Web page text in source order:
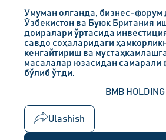
Умуман олганда, бизнес-форум
Ўзбекистон ва Буюк Британия
доиралари ўртасида
савдо соҳаларидаги
кенгайтириш ва
масалалар юзасидан самарали
бўлиб ўтди.
BMB
Ulashish